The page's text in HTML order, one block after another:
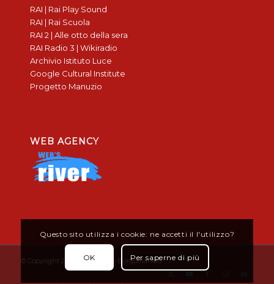
RAI | Rai Play Sound
RAI | Rai Scuola
RAI 2 | Alle otto della sera
RAI Radio 3 | Wikiradio
Archivio Istituto Luce
Google Cultural Institute
Progetto Manuzio
WEB AGENCY
© Copyright 2019 - Don Bosco Borgomanero
Questo sito utilizza i cookie: ne accetti il l'utilizzo?
OK Per saperne di più